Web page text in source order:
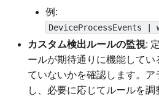
例:
DeviceProcessEvents
カスタム検出ルールの監視:
ールが期待通りに機能してい
ていないかを確認します。
し、必要に応じてルールを調